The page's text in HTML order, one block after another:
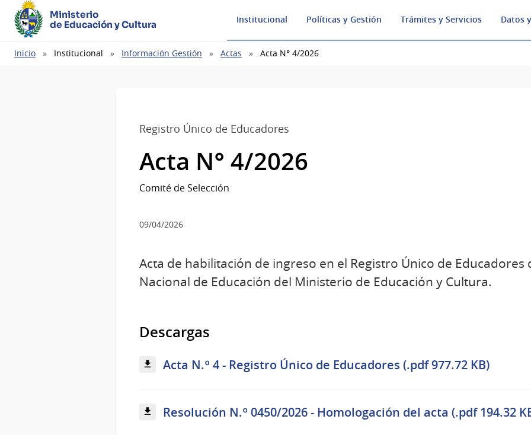
Ministerio
de Educación y Cultura
Institucional Políticas y Gestión Trámites y Servicios Datos
Ruta
Inicio Institucional Información Gestión Actas Acta N° 4/2026
Registro Único de Educadores
Acta N° 4/2026
Comité de Selección
09/04/2026
Acta de habilitación de ingreso en el Registro Único de Educadores
Nacional de Educación del Ministerio de Educación y Cultura.
Descargas
Acta N.º 4 - Registro Único de Educadores (.pdf 977.72 KB)
Resolución N.º 0450/2026 - Homologación del acta (.pdf 194.32